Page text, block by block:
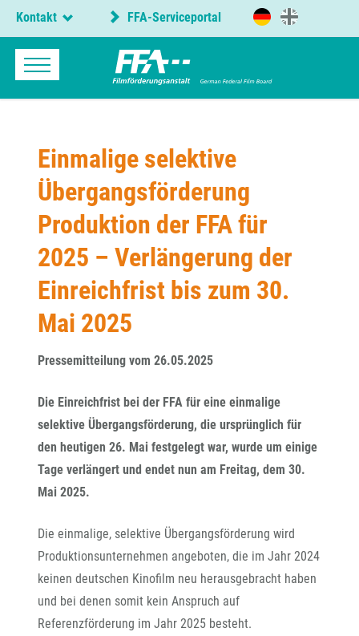
Kontakt FFA-Serviceportal
Einmalige selektive
Übergangsförderung
Produktion der FFA für
2025 – Verlängerung der
Einreichfrist bis zum 30.
Mai 2025
Pressemitteilung vom 26.05.2025
Die Einreichfrist bei der FFA für eine einmalige
selektive Übergangsförderung, die ursprünglich für
den heutigen 26. Mai festgelegt war, wurde um einige
Tage verlängert und endet nun am Freitag, dem 30.
Mai 2025.
Die einmalige, selektive Übergangsförderung wird
Produktionsunternehmen angeboten, die im Jahr 2024
keinen deutschen Kinofilm neu herausgebracht haben
und bei denen somit kein Anspruch auf
Referenzförderung im Jahr 2025 besteht.